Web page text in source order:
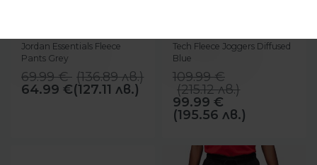
Jordan Essentials Fleece
Pants Grey
69.99€ (136.89лв.)
64.99 €(127.11 лв.)
Tech Fleece Joggers Diffused
Blue
109.99€
(215.12лв.)
99.99 €
(195.56 лв.)